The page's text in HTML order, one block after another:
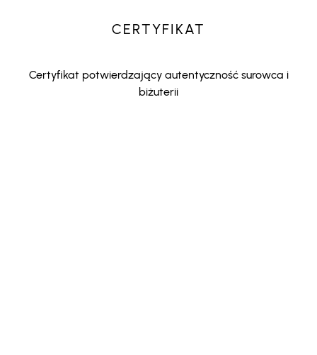
CERTYFIKAT
Certyfikat potwierdzający autentyczność surowca i
biżuterii